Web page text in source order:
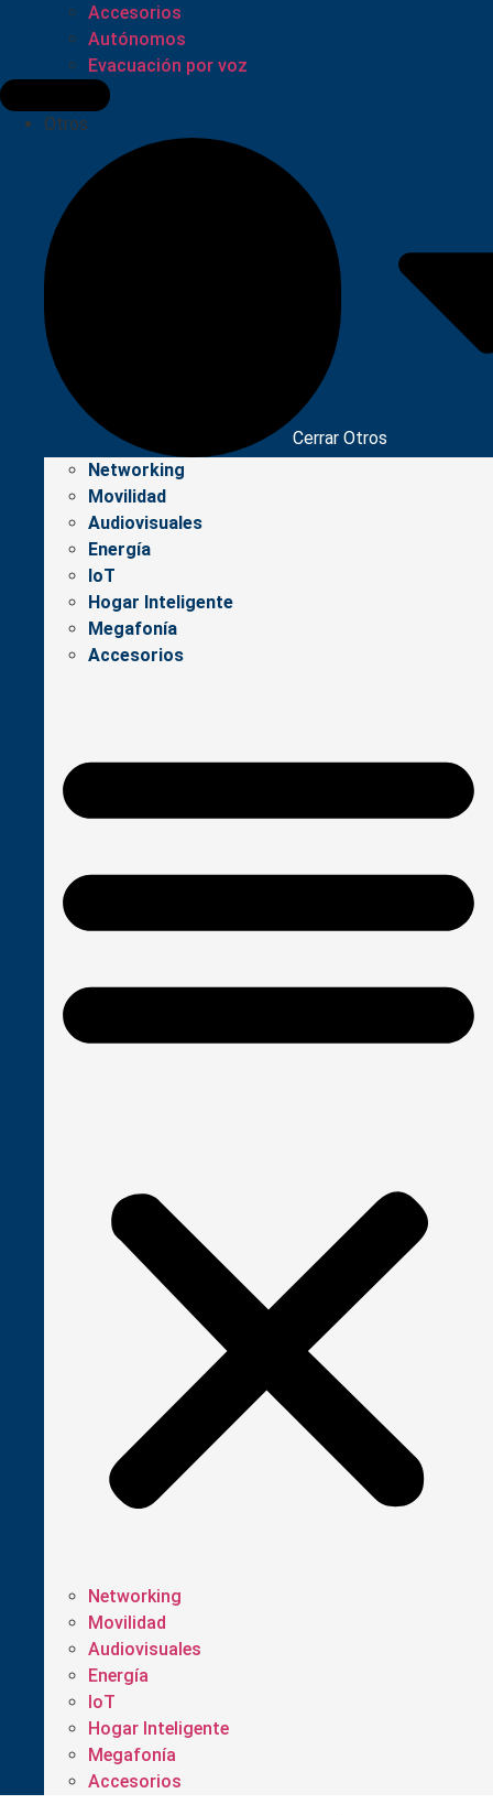
Accesorios
Autónomos
Evacuación por voz
Otros
Cerrar Otros
Networking
Movilidad
Audiovisuales
Energía
IoT
Hogar Inteligente
Megafonía
Accesorios
Networking
Movilidad
Audiovisuales
Energía
IoT
Hogar Inteligente
Megafonía
Accesorios